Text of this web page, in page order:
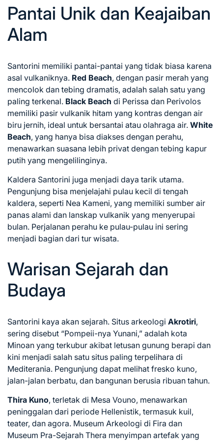
Pantai Unik dan Keajaiban
Alam
Santorini memiliki pantai-pantai yang tidak biasa karena
asal vulkaniknya. Red Beach, dengan pasir merah yang
mencolok dan tebing dramatis, adalah salah satu yang
paling terkenal. Black Beach di Perissa dan Perivolos
memiliki pasir vulkanik hitam yang kontras dengan air
biru jernih, ideal untuk bersantai atau olahraga air. White
Beach, yang hanya bisa diakses dengan perahu,
menawarkan suasana lebih privat dengan tebing kapur
putih yang mengelilinginya.
Kaldera Santorini juga menjadi daya tarik utama.
Pengunjung bisa menjelajahi pulau kecil di tengah
kaldera, seperti Nea Kameni, yang memiliki sumber air
panas alami dan lanskap vulkanik yang menyerupai
bulan. Perjalanan perahu ke pulau-pulau ini sering
menjadi bagian dari tur wisata.
Warisan Sejarah dan
Budaya
Santorini kaya akan sejarah. Situs arkeologi Akrotiri,
sering disebut “Pompeii-nya Yunani,” adalah kota
Minoan yang terkubur akibat letusan gunung berapi dan
kini menjadi salah satu situs paling terpelihara di
Mediterania. Pengunjung dapat melihat fresko kuno,
jalan-jalan berbatu, dan bangunan berusia ribuan tahun.
Thira Kuno, terletak di Mesa Vouno, menawarkan
peninggalan dari periode Hellenistik, termasuk kuil,
teater, dan agora. Museum Arkeologi di Fira dan
Museum Pra-Sejarah Thera menyimpan artefak yang